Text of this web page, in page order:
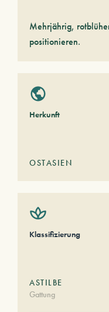
Mehrjährig,
positionieren.
Herkunft
OSTASIEN
Klassifizierung
ASTILBE
Gattung